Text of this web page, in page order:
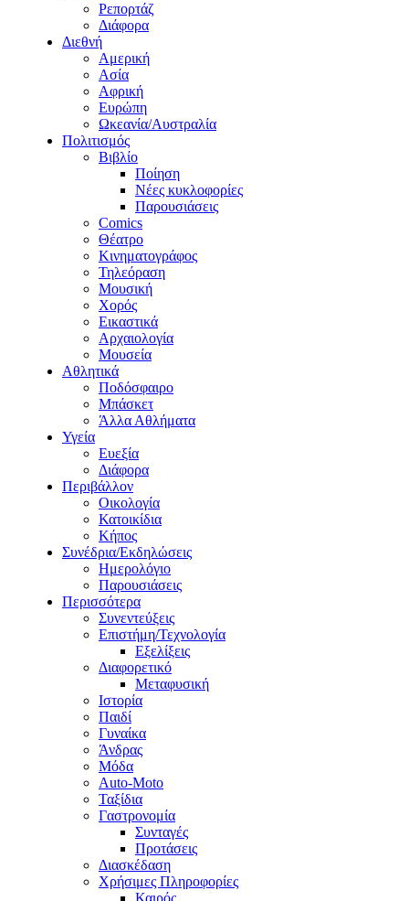
Ρεπορτάζ
Διάφορα
Διεθνή
Αμερική
Ασία
Αφρική
Ευρώπη
Ωκεανία/Αυστραλία
Πολιτισμός
Βιβλίο
Ποίηση
Νέες κυκλοφορίες
Παρουσιάσεις
Comics
Θέατρο
Κινηματογράφος
Τηλεόραση
Μουσική
Χορός
Εικαστικά
Αρχαιολογία
Μουσεία
Αθλητικά
Ποδόσφαιρο
Μπάσκετ
Άλλα Αθλήματα
Υγεία
Ευεξία
Διάφορα
Περιβάλλον
Οικολογία
Κατοικίδια
Κήπος
Συνέδρια/Εκδηλώσεις
Ημερολόγιο
Παρουσιάσεις
Περισσότερα
Συνεντεύξεις
Επιστήμη/Τεχνολογία
Εξελίξεις
Διαφορετικό
Μεταφυσική
Ιστορία
Παιδί
Γυναίκα
Άνδρας
Μόδα
Auto-Moto
Ταξίδια
Γαστρονομία
Συνταγές
Προτάσεις
Διασκέδαση
Χρήσιμες Πληροφορίες
Καιρός